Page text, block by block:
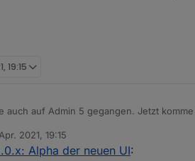
19:15
auch auf Admin 5 gegangen. Jetzt
hat sollte man bei stable
erklären wie ich das System retten kann.
2021, 19:15
Alpha der neuen UI: